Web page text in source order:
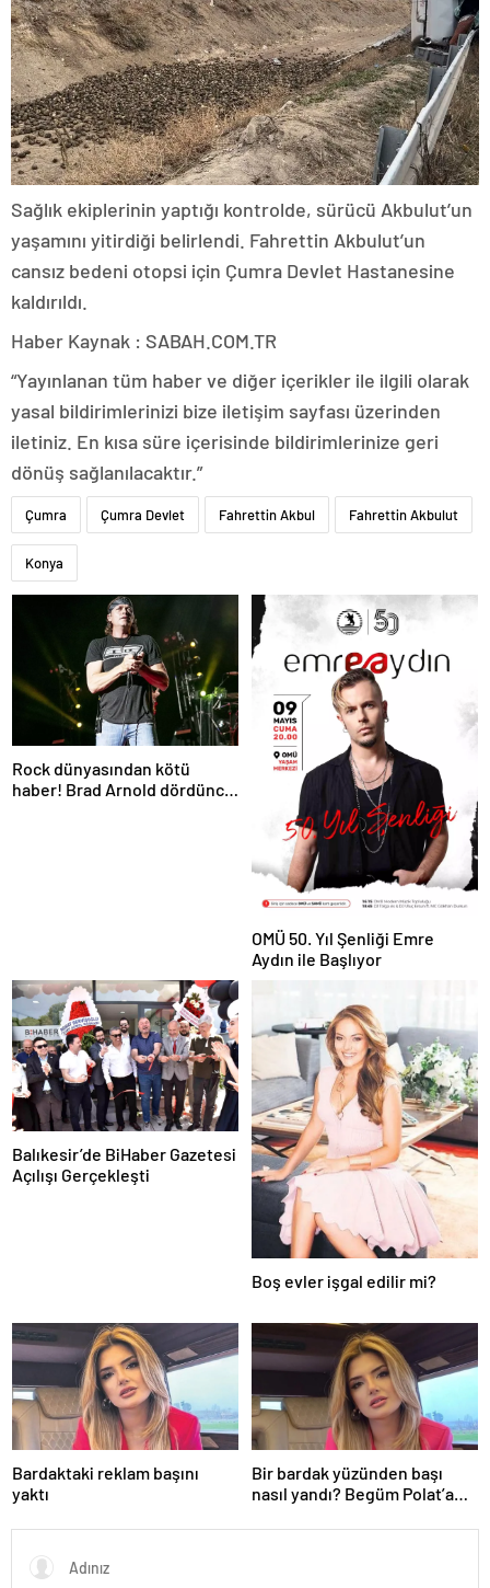
Sağlık ekiplerinin yaptığı kontrolde, sürücü Akbulut’un
yaşamını yitirdiği belirlendi. Fahrettin Akbulut’un
cansız bedeni otopsi için Çumra Devlet Hastanesine
kaldırıldı.
Haber Kaynak : SABAH.COM.TR
“Yayınlanan tüm haber ve diğer içerikler ile ilgili olarak
yasal bildirimlerinizi bize iletişim sayfası üzerinden
iletiniz. En kısa süre içerisinde bildirimlerinize geri
dönüş sağlanılacaktır.”
Çumra Çumra Devlet Fahrettin Akbul Fahrettin Akbulut
Konya
Rock dünyasından kötü
haber! Brad Arnold dördüncü
OMÜ 50. Yıl Şenliği Emre
Aydın ile Başlıyor
Balıkesir’de BiHaber Gazetesi
Açılışı Gerçekleşti
Boş evler işgal edilir mi?
Bardaktaki reklam başını
yaktı
Bir bardak yüzünden başı
nasıl yandı? Begüm Polat’a
reklamı soruşturması…